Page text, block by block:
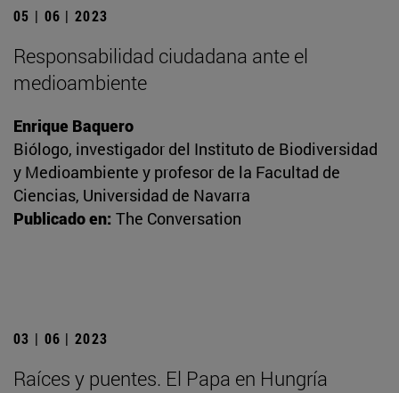
05 | 06 | 2023
Responsabilidad ciudadana ante el
medioambiente
Enrique Baquero
Biólogo, investigador del Instituto de Biodiversidad
y Medioambiente y profesor de la Facultad de
Ciencias, Universidad de Navarra
Publicado en: The Conversation
03 | 06 | 2023
Raíces y puentes. El Papa en Hungría